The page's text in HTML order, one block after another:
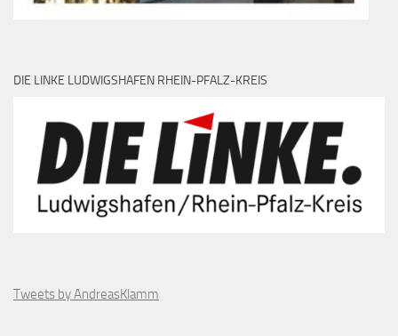
DIE LINKE LUDWIGSHAFEN RHEIN-PFALZ-KREIS
Tweets by AndreasKlamm